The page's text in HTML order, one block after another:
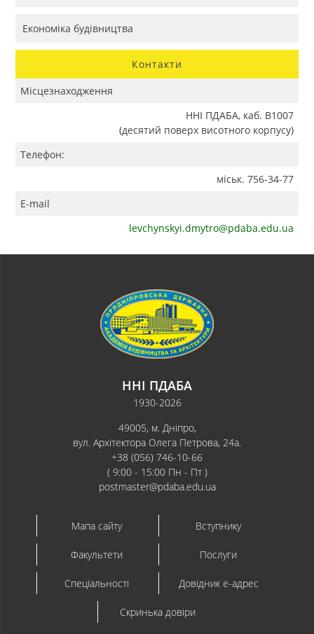
Економіка будівництва
Контакти
Місцезнаходження
ННІ ПДАБА, каб. В1007
(десятий поверх висотного корпусу)
Телефон:
міськ. 756-34-77
E-mail
levchynskyi.dmytro@pdaba.edu.ua
ННІ ПДАБА
1930-2026
49005, м. Дніпро,
вул. Архітектора Олега Петрова, 24а.
+38 (056) 746-10-66
( 9:00 - 15:00 Пн - Пт )
postmaster@pdaba.edu.ua
Мапа сайту Вступнику
Факультети Послуги
Спеціальності Довідник e-адрес
Скринька довіри